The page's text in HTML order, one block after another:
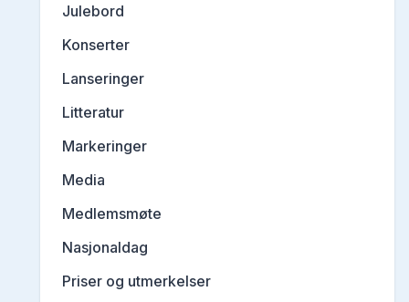
Julebord
Konserter
Lanseringer
Litteratur
Markeringer
Media
Medlemsmøte
Nasjonaldag
Priser og utmerkelser